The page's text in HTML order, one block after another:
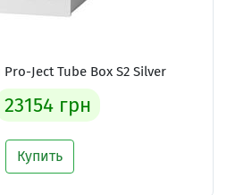
Ject Tube Box S2 Silver
23154 грн
Купить